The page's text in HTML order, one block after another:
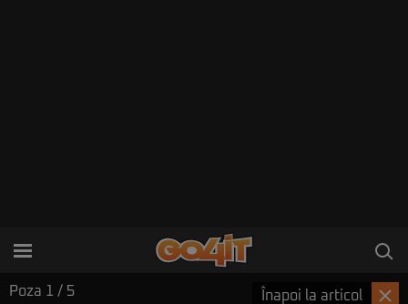
Poza 1 / 5 Înapoi la articol